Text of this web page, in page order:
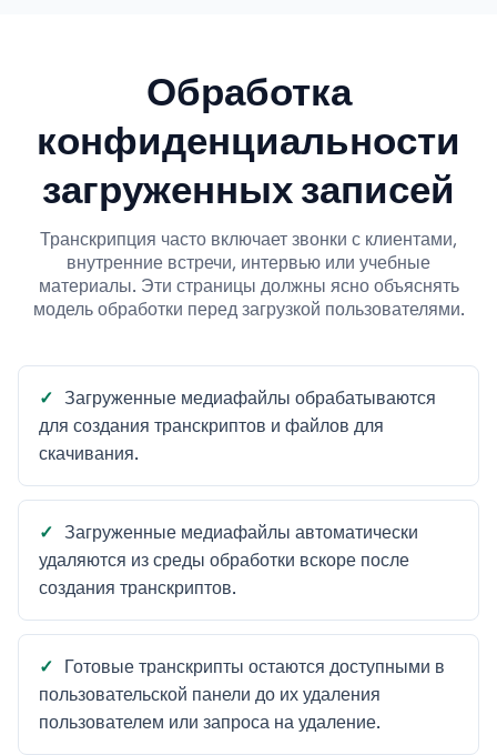
Обработка
конфиденциальности
загруженных записей
Транскрипция часто включает звонки с клиентами,
внутренние встречи, интервью или учебные
материалы. Эти страницы должны ясно объяснять
модель обработки перед загрузкой пользователями.
Загруженные медиафайлы обрабатываются
для создания транскриптов и файлов для
скачивания.
Загруженные медиафайлы автоматически
удаляются из среды обработки вскоре после
создания транскриптов.
Готовые транскрипты остаются доступными в
пользовательской панели до их удаления
пользователем или запроса на удаление.